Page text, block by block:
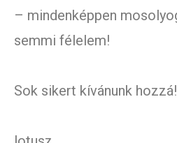
– mindenképpen
semmi félelem!
Sok sikert kívánunk hozzá!